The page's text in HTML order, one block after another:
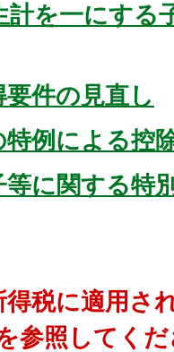
を一にする
件の見直し
例による控
に関する特
税に適用さ
参照してく